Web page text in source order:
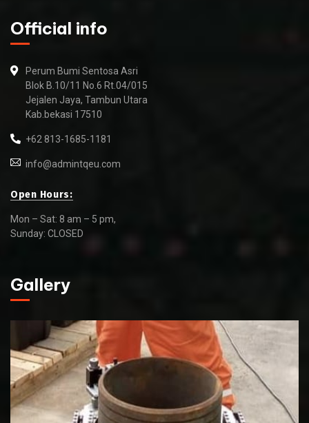
Official info
Perum Bumi Sentosa Asri
Blok B.10/11 No.6 Rt.04/015
Jejalen Jaya, Tambun Utara
Kab.bekasi 17510
+62 813-1685-1181
info@admintqeu.com
Open Hours:
Mon – Sat: 8 am – 5 pm,
Sunday: CLOSED
Gallery